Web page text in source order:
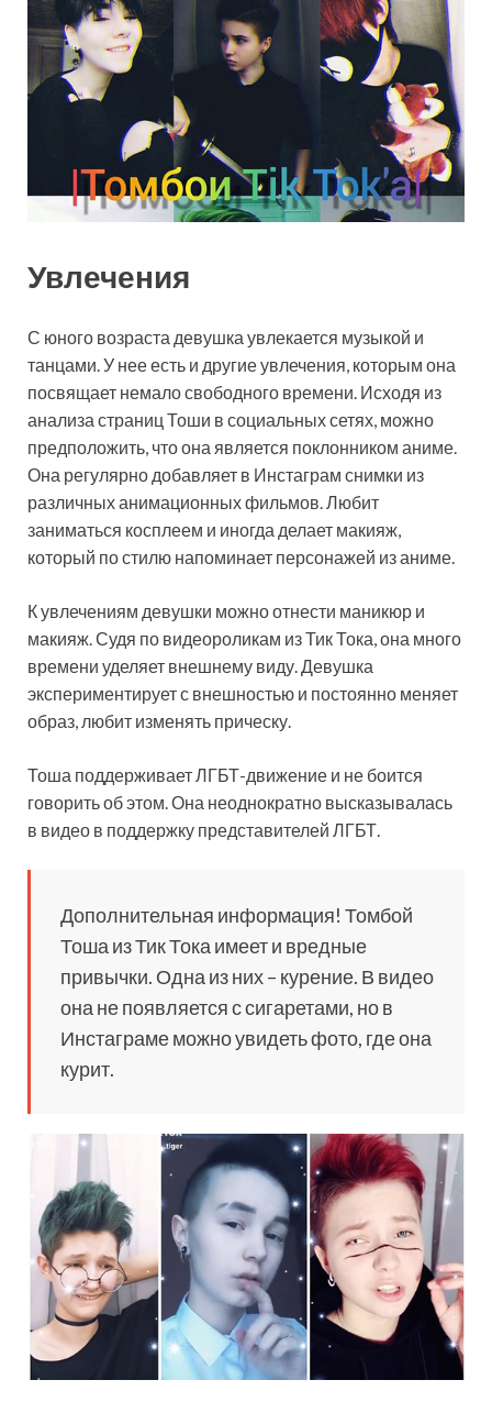
Увлечения
С юного возраста девушка увлекается музыкой и
танцами. У нее есть и другие увлечения, которым она
посвящает немало свободного времени. Исходя из
анализа страниц Тоши в социальных сетях, можно
предположить, что она является поклонником аниме.
Она регулярно добавляет в Инстаграм снимки из
различных анимационных фильмов. Любит
заниматься косплеем и иногда делает макияж,
который по стилю напоминает персонажей из аниме.
К увлечениям девушки можно отнести маникюр и
макияж. Судя по видеороликам из Тик Тока, она много
времени уделяет внешнему виду. Девушка
экспериментирует с внешностью и постоянно меняет
образ, любит изменять прическу.
Тоша поддерживает ЛГБТ-движение и не боится
говорить об этом. Она неоднократно высказывалась
в видео в поддержку представителей ЛГБТ.
Дополнительная информация! Томбой
Тоша из Тик Тока имеет и вредные
привычки. Одна из них – курение. В видео
она не появляется с сигаретами, но в
Инстаграме можно увидеть фото, где она
курит.